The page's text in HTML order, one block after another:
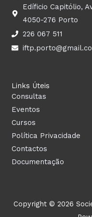
Edíficio Capitólio,
4050-276 Porto
226 067 511
Links Úteis
Consultas
Eventos
Cursos
Política Privacidade
Contactos
Documentação
Copyright © 2026